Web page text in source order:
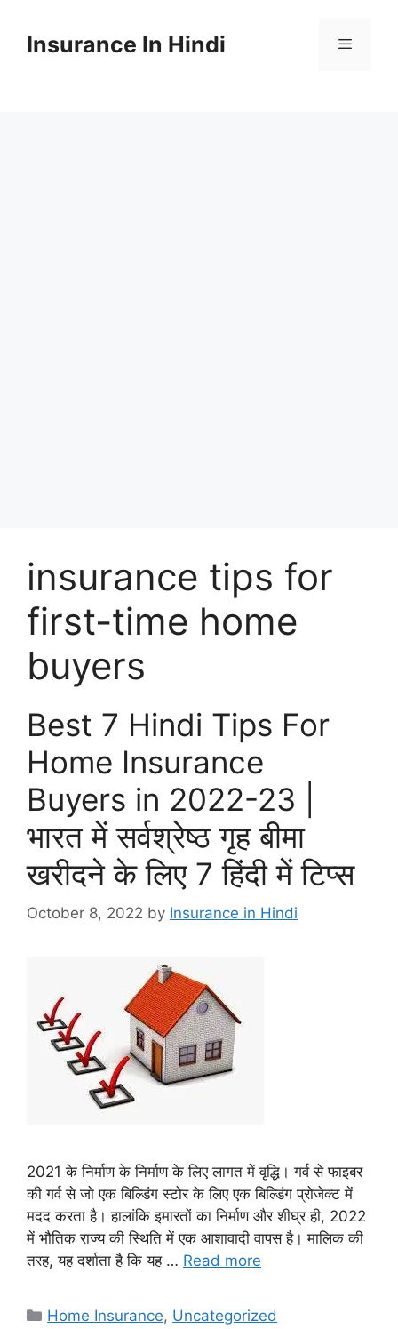
contentInsurance In Hindi
insurance tips for
first-time home
buyers
Best 7 Hindi Tips For
Home Insurance
Buyers in 2022-23 |
भारत में सर्वश्रेष्ठ गृह बीमा
खरीदने के लिए 7 हिंदी में टिप्स
October 8, 2022 by Insurance in Hindi
2021 के निर्माण के निर्माण के लिए लागत में वृद्धि। गर्व से फाइबर
की गर्व से जो एक बिल्डिंग स्टोर के लिए एक बिल्डिंग प्रोजेक्ट में
मदद करता है। हालांकि इमारतों का निर्माण और शीघ्र ही, 2022
में भौतिक राज्य की स्थिति में एक आशावादी वापस है। मालिक की
तरह, यह दर्शाता है कि यह … Read more
Categories
Home Insurance, Uncategorized